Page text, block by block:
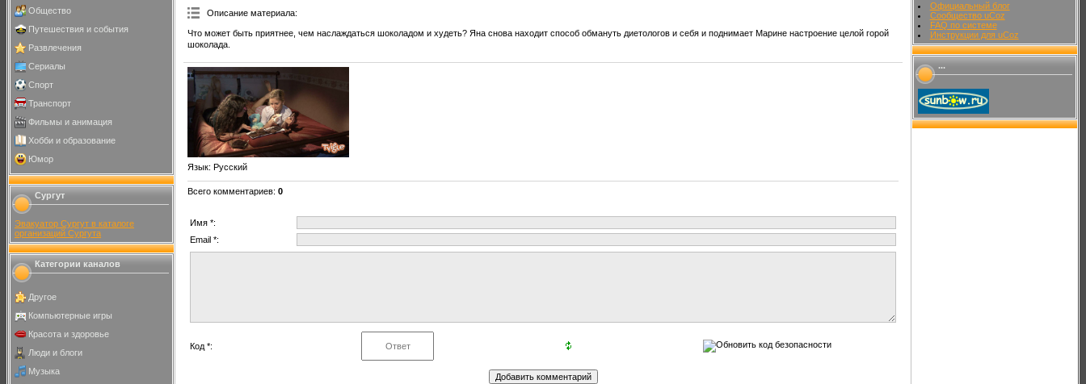
Общество
Путешествия и события
Развлечения
Сериалы
Спорт
Транспорт
Фильмы и анимация
Хобби и образование
Юмор
Сургут
Эвакуатор Сургут в каталоге
организаций Сургута
Категории каналов
Другое
Компьютерные игры
Красота и здоровье
Люди и блоги
Музыка
Описание материала:
Что может быть приятнее, чем наслаждаться шоколадом и худеть? Яна снова находит способ обмануть диетологов и себя и поднимает Марине настроение целой горой
шоколада.
Язык: Русский
Всего комментариев: 0
Имя *:
Email *:
Код *:
Официальный блог
Сообщество uCoz
FAQ по системе
Инструкции для uCoz
...